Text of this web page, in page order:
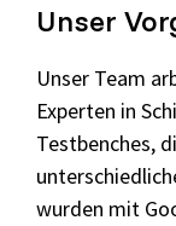
Unser
Unser Team
Experten in
Testbenches,
wurden mit